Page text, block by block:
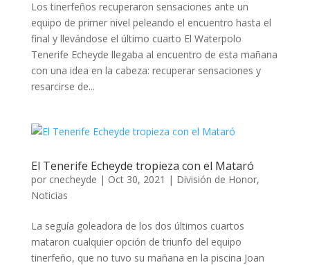
Los tinerfeños recuperaron sensaciones ante un
equipo de primer nivel peleando el encuentro hasta el
final y llevándose el último cuarto El Waterpolo
Tenerife Echeyde llegaba al encuentro de esta mañana
con una idea en la cabeza: recuperar sensaciones y
resarcirse de...
El Tenerife Echeyde tropieza con el Mataró
por cnecheyde | Oct 30, 2021 | División de Honor,
Noticias
La seguía goleadora de los dos últimos cuartos
mataron cualquier opción de triunfo del equipo
tinerfeño, que no tuvo su mañana en la piscina Joan